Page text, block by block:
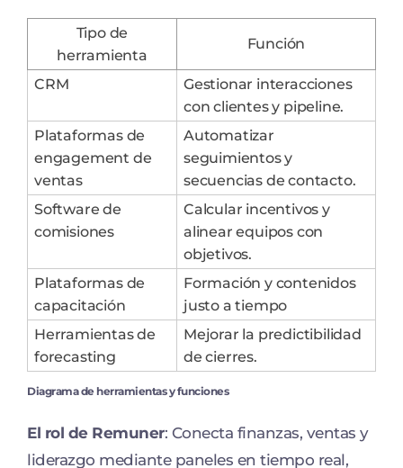
Tipo de
herramienta
Función
CRM
Gestionar interacciones
con clientes y pipeline.
Plataformas de
engagement de
ventas
Automatizar
seguimientos y
secuencias de contacto.
Software de
comisiones
Calcular incentivos y
alinear equipos con
objetivos.
Plataformas de
capacitación
Formación y contenidos
justo a tiempo
Herramientas de
forecasting
Mejorar la predictibilidad
de cierres.
Diagrama de herramientas y funciones
El rol de Remuner: Conecta finanzas, ventas y
liderazgo mediante paneles en tiempo real,